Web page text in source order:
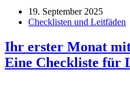
19. September 2025
Checklisten und Leitfäden
Ihr erster Monat
Eine Checkliste für